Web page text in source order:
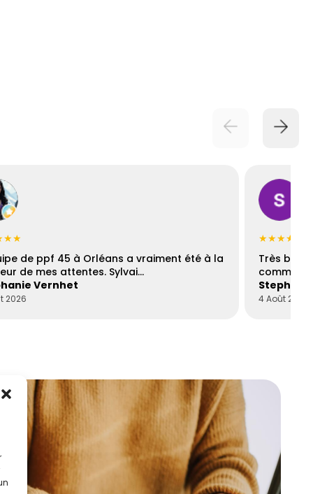
de ppf 45 à Orléans a vraiment été à la
de mes attentes. Sylvai…
Vernhet
2026
★★★★☆
Très
4 Août 2026